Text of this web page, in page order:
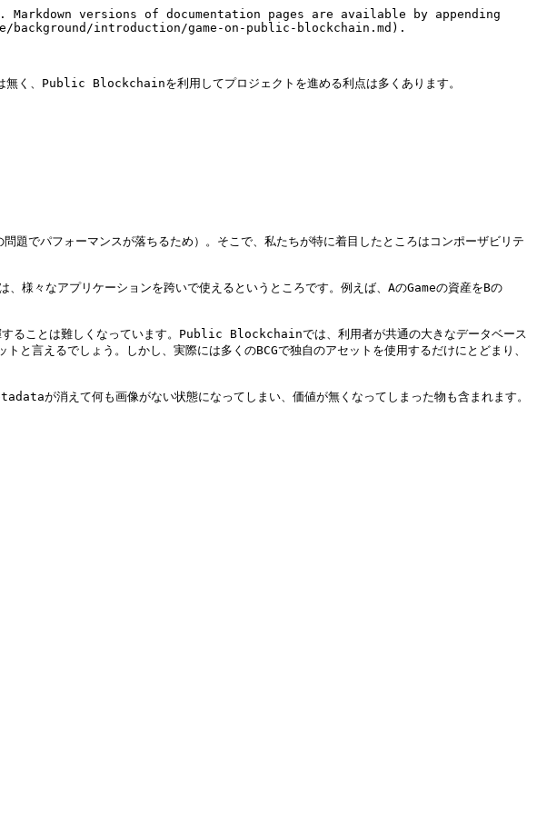
versions of documentation pages are available by appending
introduction/game-on-public-blockchain.md).
無く、Public Blockchainを利用してプロジェクトを進める利点は多くあります。
題でパフォーマンスが落ちるため）。そこで、私たちが特に着目したところはコンポーザビリテ
々なアプリケーションを跨いで使えるというところです。例えば、AのGameの資産をBの
することは難しくなっています。Public Blockchainでは、利用者が共通の大きなデータベース
言えるでしょう。しかし、実際には多くのBCGで独自のアセットを使用するだけにとどまり、
が消えて何も画像がない状態になってしまい、価値が無くなってしまった物も含まれます。